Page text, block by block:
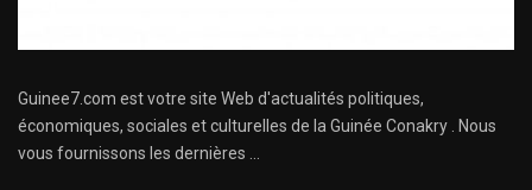
Guinee7.com est votre site Web d'actualités politiques,
économiques, sociales et culturelles de la Guinée Conakry . Nous
vous fournissons les dernières ...